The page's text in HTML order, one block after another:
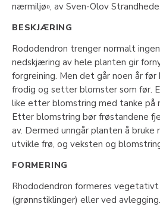
nærmiljø», av Sven-Olov Strandhede.
BESKJÆRING
Rododendron trenger normalt
nedskjæring av hele planten gir
forgreining. Men det går noen år før
frodig og setter blomster som før.
like etter blomstring med tanke på
Etter blomstring bør frøstandene
av. Dermed unngår planten å bruke
utvikle frø, og veksten og
FORMERING
Rhododendron formeres
(grønnstiklinger) eller ved avlegging.